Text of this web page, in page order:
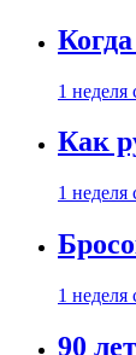
1 неделя
Как
1 неделя
1 неделя
90